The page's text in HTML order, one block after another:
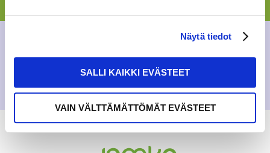
Näytä tiedot
SALLI KAIKKI EVÄSTEET
VAIN VÄLTTÄMÄTTÖMÄT EVÄSTEET
BLOGI
8.10.2017